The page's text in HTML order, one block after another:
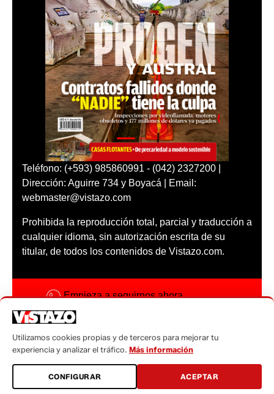
Teléfono: (+593) 985860991 - (042) 2327200 |
Dirección: Aguirre 734 y Boyacá | Email:
webmaster@vistazo.com
Prohibida la reproducción total, parcial y traducción a
cualquier idioma, sin autorización escrita de su
titular, de todos los contenidos de Vistazo.com.
Empieza a seguirnos ahora
Código ética
Sugerencias a:
sugerencias@vistazo.com
Utilizamos cookies propias y de terceros para mejorar tu
experiencia y analizar el tráfico. Más información
CONFIGURAR ACEPTAR